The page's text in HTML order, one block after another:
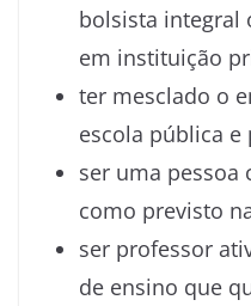
bolsista integral
em instituição
ter mesclado o
escola pública e
ser uma pessoa
como previsto
ser professor
de ensino que